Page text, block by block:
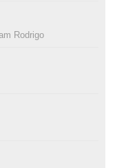
Rodrigo